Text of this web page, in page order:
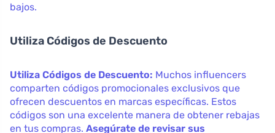
bajos.
Utiliza Códigos de Descuento
Utiliza Códigos de Descuento: Muchos influencers
comparten códigos promocionales exclusivos que
ofrecen descuentos en marcas específicas. Estos
códigos son una excelente manera de obtener rebajas
en tus compras. Asegúrate de revisar sus